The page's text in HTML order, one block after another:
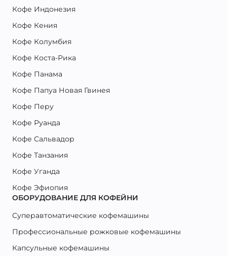
Кофе Индонезия
Кофе Кения
Кофе Колумбия
Кофе Коста-Рика
Кофе Панама
Кофе Папуа Новая Гвинея
Кофе Перу
Кофе Руанда
Кофе Сальвадор
Кофе Танзания
Кофе Уганда
Кофе Эфиопия
ОБОРУДОВАНИЕ ДЛЯ КОФЕЙНИ
Суперавтоматические кофемашины
Профессиональные рожковые кофемашины
Капсульные кофемашины